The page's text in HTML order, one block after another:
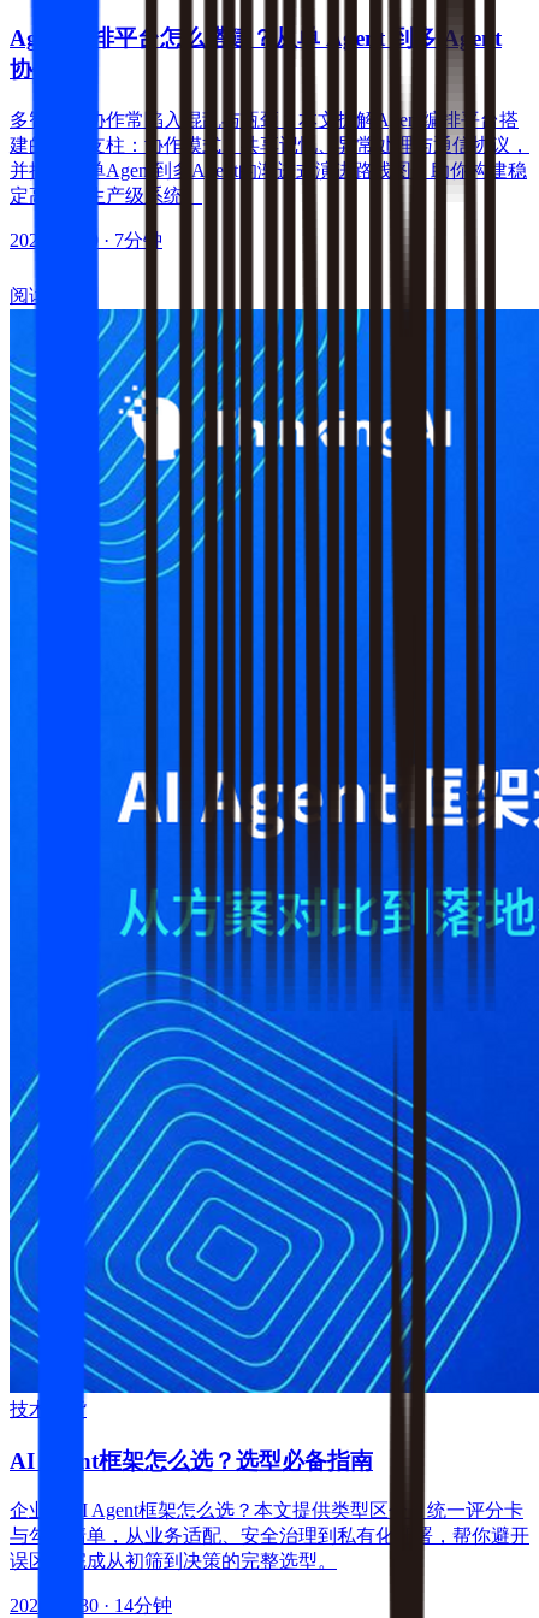
Agent编排平台怎么搭建？从单 Agent 到多 Agent
协作
多智能体协作常陷入混乱与瓶颈？本文拆解Agent编排平台搭
建的四大支柱：协作模式、共享记忆、异常处理与通信协议，
并提供从单Agent到多Agent的渐进式演进路线图，助你构建稳
定高效的生产级系统。
2026-07-30 · 7分钟
阅读
技术干货
AI Agent框架怎么选？选型必备指南
企业级AI Agent框架怎么选？本文提供类型区分、统一评分卡
与勾选清单，从业务适配、安全治理到私有化部署，帮你避开
误区，完成从初筛到决策的完整选型。
2026-07-30 · 14分钟